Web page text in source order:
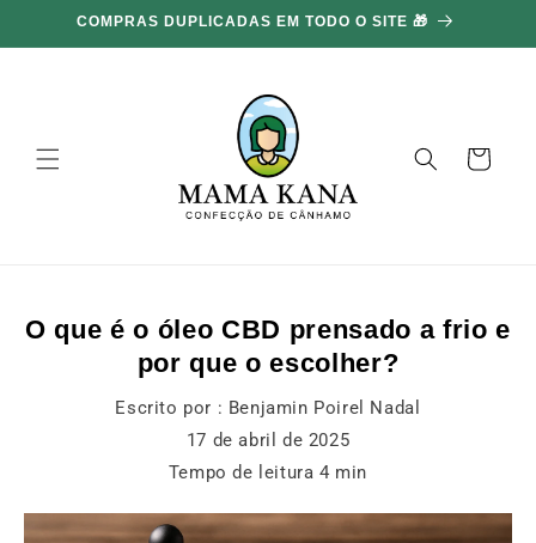
ir para o
conteúdo
COMPRAS DUPLICADAS EM TODO O SITE 🎁
Carrinho
O que é o óleo CBD prensado a frio e
por que o escolher?
Escrito por : Benjamin Poirel Nadal
17 de abril de 2025
Tempo de leitura4 min